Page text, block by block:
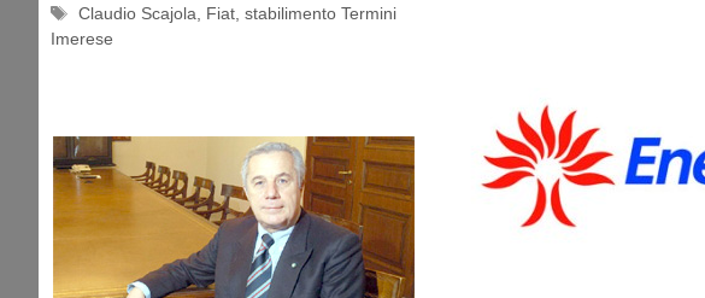
Tag
Claudio Scajola, Fiat,stabilimento Termini
Imerese